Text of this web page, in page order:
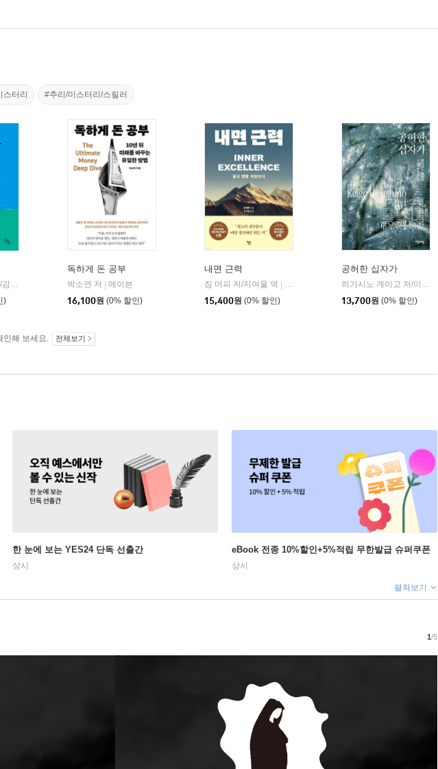
스터리 #추리/미스터리/스릴러
)
독하게 돈 공부
박소연 저 | 메이븐
16,100원 (0% 할인)
내면 근력
짐 머피 저/지여울 역 |
15,400원 (0% 할인)
공허한 십자가
13,700원 (0% 할인)
해 보세요. 전체보기
한 눈에 보는 YES24 단독 선출간
상시
eBook 전종 10%할인+5%적립 무한발급 슈퍼쿠폰
상시
펼쳐보기
1/5